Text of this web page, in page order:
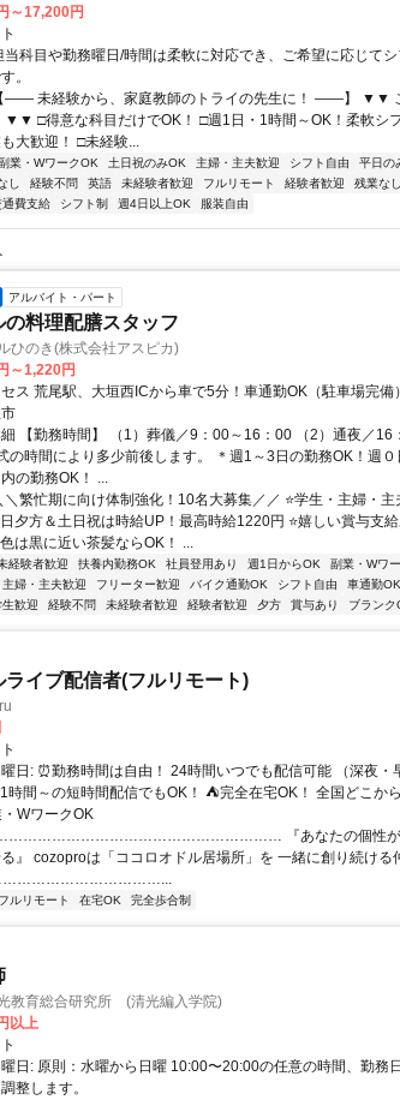
～17,200円
当科目や勤務曜日/時間は柔軟に対応でき、ご希望に応じてシ
。
―― 未経験から、家庭教師のトライの先生に！ ――】 ▼▼
▼▼ □得意な科目だけでOK！ □週1日・1時間～OK！柔軟シ
大歓迎！ □未経験...
業・WワークOK 土日祝のみOK 主婦・主夫歓迎 シフト自由
平日の
し 経験不問 英語 未経験者歓迎 フルリモート 経験者歓迎 残業なし
通費支給 シフト制 週4日以上OK 服装自由
アルバイト・パート
の料理配膳スタッフ
ひのき(株式会社アスピカ)
～1,220円
ス 荒尾駅、大垣西ICから車で5分！車通勤OK（駐車場完備）
【勤務時間】 （1）葬儀／9：00～16：00 （2）通夜／16
の時間により多少前後します。 ＊週1～3日の勤務OK！週０
の勤務OK！ ...
＼繁忙期に向け体制強化！10名大募集／／ ⭐学生・主婦・主
夕方＆土日祝は時給UP！最高時給1220円 ⭐嬉しい賞与支
色は黒に近い茶髪ならOK！ ...
経験者歓迎 扶養内勤務OK 社員登用あり 週1日からOK
副業・Wワ
主婦・主夫歓迎 フリーター歓迎 バイク通勤OK シフト自由
車通勤OK
生歓迎 経験不問 未経験者歓迎 経験者歓迎 夕方 賞与あり ブランク
ライブ配信者(フルリモート)
日: ⏰勤務時間は自由！ 24時間いつでも配信可能 （深夜・
時間～の短時間配信でもOK！ ⛺完全在宅OK！ 全国どこか
WワークOK
: …………………………………………………… 『あなたの個性が
』 cozoproは「ココロオドル居場所」を 一緒に創り続ける
………………………………...
フルリモート 在宅OK 完全歩合制
教育総合研究所 (清光編入学院)
以上
日: 原則：水曜から日曜 10:00〜20:00の任意の時間、勤務
整します。